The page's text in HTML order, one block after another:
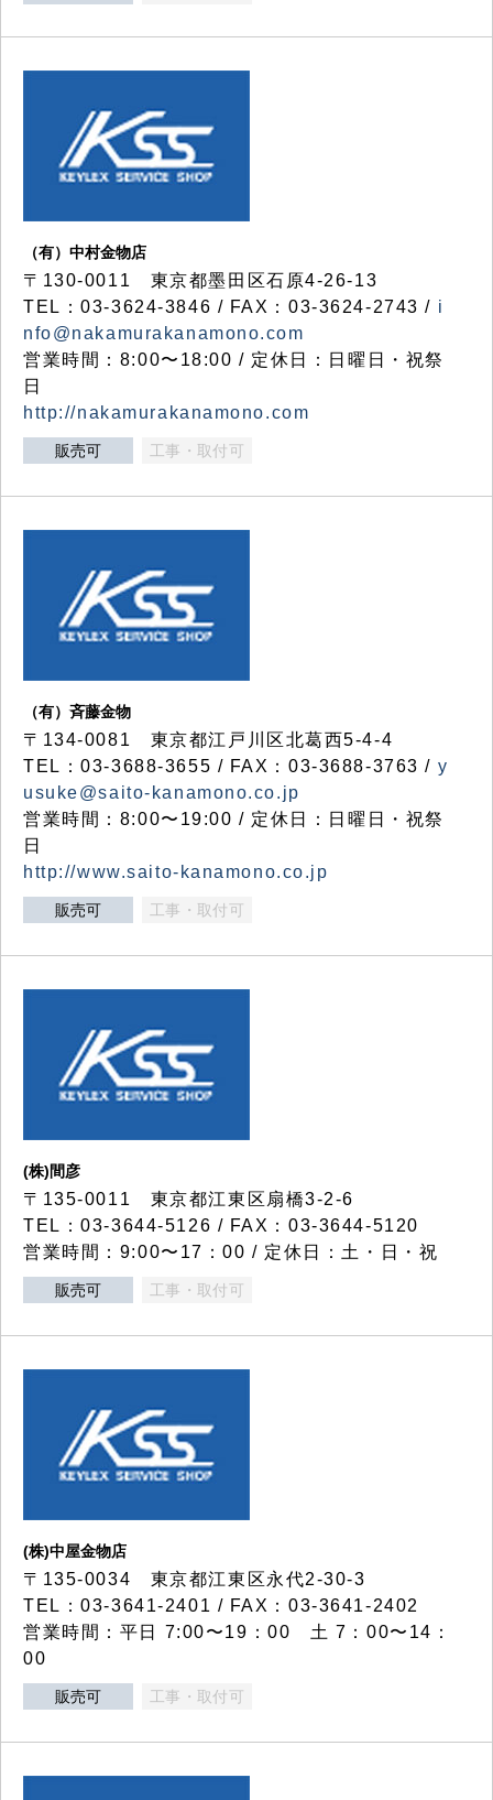
（有）中村金物店
〒130-0011 東京都墨田区石原4-26-13
TEL：03-3624-3846 / FAX：03-3624-2743 / i
nfo@nakamurakanamono.com
営業時間：8:00〜18:00 / 定休日：日曜日・祝祭
日
http://nakamurakanamono.com
販売可 工事・取付可
（有）斉藤金物
〒134-0081 東京都江戸川区北葛西5-4-4
TEL：03-3688-3655 / FAX：03-3688-3763 / y
usuke@saito-kanamono.co.jp
営業時間：8:00〜19:00 / 定休日：日曜日・祝祭
日
http://www.saito-kanamono.co.jp
販売可 工事・取付可
(株)間彦
〒135-0011 東京都江東区扇橋3-2-6
TEL：03-3644-5126 / FAX：03-3644-5120
営業時間：9:00〜17：00 / 定休日：土・日・祝
販売可 工事・取付可
(株)中屋金物店
〒135-0034 東京都江東区永代2-30-3
TEL：03-3641-2401 / FAX：03-3641-2402
営業時間：平日 7:00〜19：00 土 7：00〜14：
00
販売可 工事・取付可